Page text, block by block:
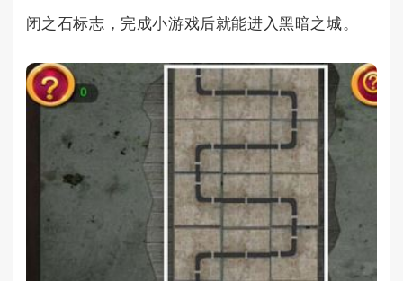
闭之石标志，完成小游戏后就能进入黑暗之城。